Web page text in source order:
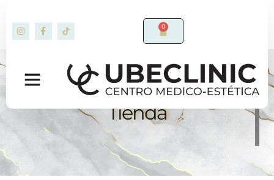
0
Tienda